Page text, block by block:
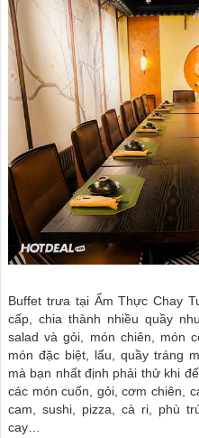
Buffet trưa tại Ẩm Thực Chay
cấp, chia thành nhiều quầy
salad và gỏi, món chiên, món
món đặc biệt, lẩu, quầy tráng
mà bạn nhất định phải thử khi
các món cuốn, gỏi, cơm chiên,
cam, sushi, pizza, cà ri, phù
cay…